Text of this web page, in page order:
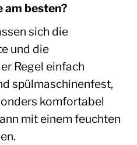
besten?
sich die
und die
Regel einfach
spülmaschinenfest,
komfortabel
mit einem feuchten